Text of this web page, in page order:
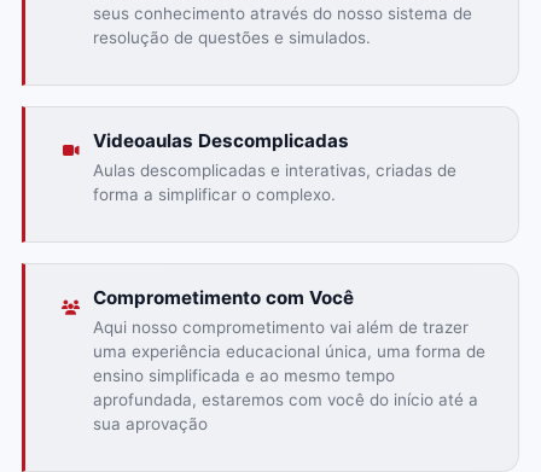
seus conhecimento através do nosso sistema de
resolução de questões e simulados.
Videoaulas Descomplicadas
Aulas descomplicadas e interativas, criadas de
forma a simplificar o complexo.
Comprometimento com Você
Aqui nosso comprometimento vai além de trazer
uma experiência educacional única, uma forma de
ensino simplificada e ao mesmo tempo
aprofundada, estaremos com você do início até a
sua aprovação